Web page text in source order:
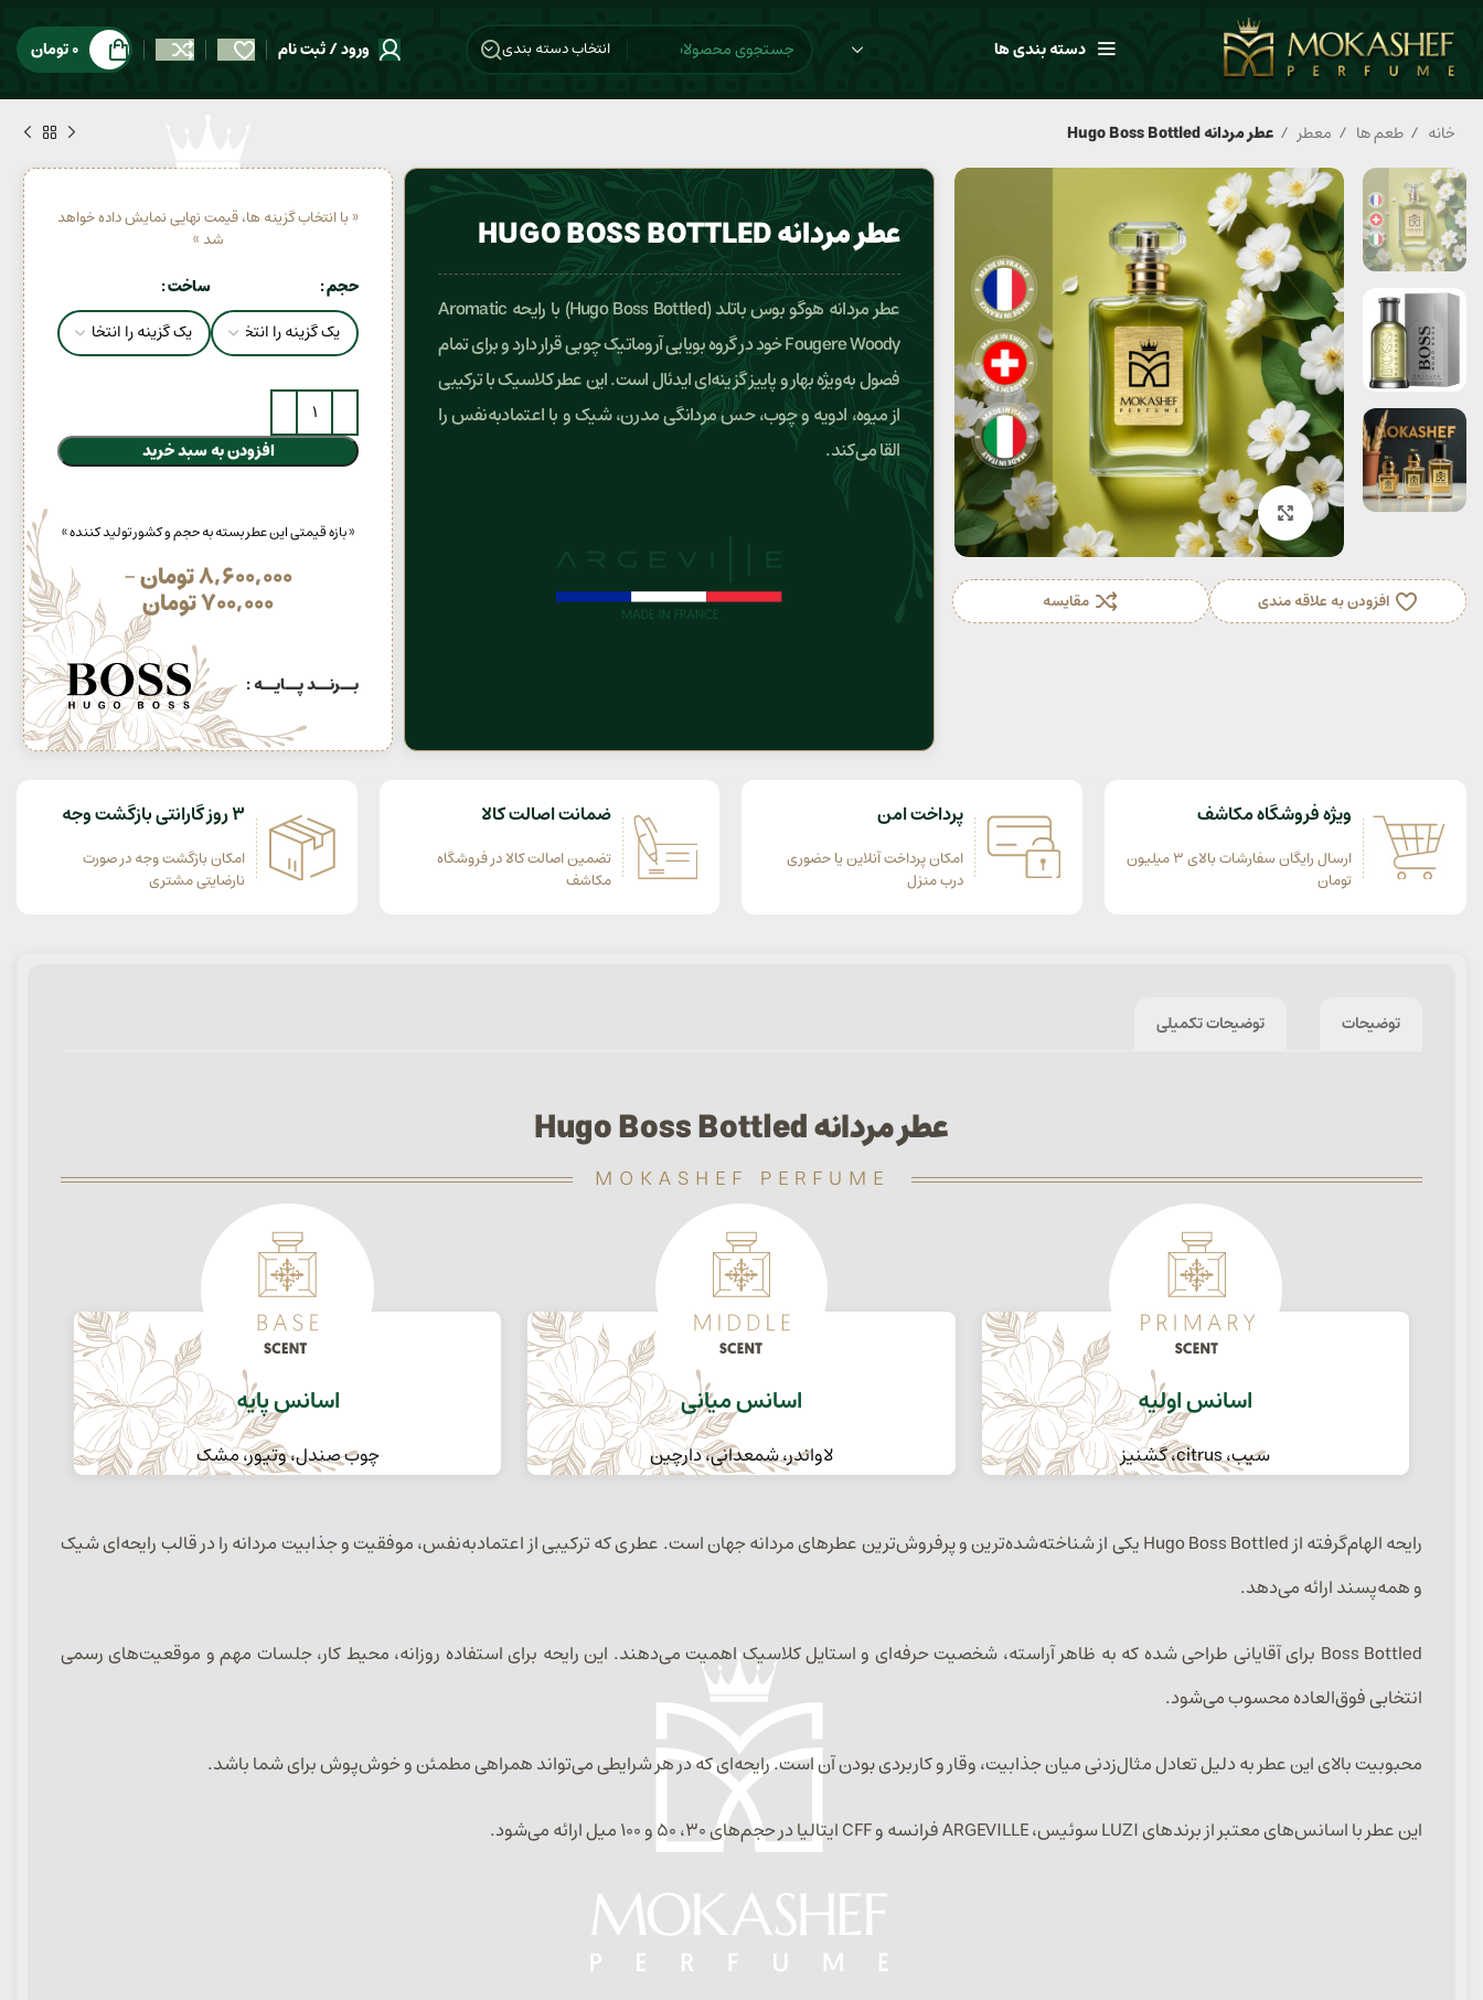
دسته بندی ها انتخاب دسته بندی ورود / ثبت نام 0تومان
خانه طعم ها معطر عطر مردانه Hugo Boss Bottled
بزرگنمایی تصویر
افزودن به علاقه مندی مقایسه
عطر مردانه HUGO BOSS BOTTLED
عطر مردانه هوگو بوس باتلد (Hugo Boss Bottled) با رایحه Aromatic
Fougere Woody خود در گروه بویایی آروماتیک چوبی قرار دارد و برای تمام
فصول به‌ویژه بهار و پاییز گزینه‌ای ایدئال است. این عطر کلاسیک با ترکیبی
از میوه، ادویه و چوب، حس مردانگی مدرن، شیک و با اعتمادبه‌نفس را
القا می‌کند.
« با انتخاب گزینه ها، قیمت نهایی نمایش داده خواهد
شد »
حجم ساخت
افزودن به سبد خرید
« بازه قیمتی این عطر بسته به حجم و کشور تولید کننده »
8,600,000تومان–
700,000تومان
بــرنــد پــایــه :
ویژه فروشگاه مکاشف
ارسال رایگان سفارشات بالای 3 میلیون
تومان
پرداخت امن
امکان پرداخت آنلاین یا حضوری
درب منزل
ضمانت اصالت کالا
تضمین اصالت کالا در فروشگاه
مکاشف
3 روز گارانتی بازگشت وجه
امکان بازگشت وجه در صورت
نارضایتی مشتری
توضیحات توضیحات تکمیلی
عطر مردانه Hugo Boss Bottled
MOKASHEF PERFUME
اسانس اولیه
سیب، citrus، گشنیز
اسانس میانی
لاواندر، شمعدانی، دارچین
اسانس پایه
چوب صندل، وتیور، مشک
رایحه الهام‌گرفته از Hugo Boss Bottled یکی از شناخته‌شده‌ترین و پرفروش‌ترین عطرهای مردانه جهان است. عطری که ترکیبی از اعتمادبه‌نفس، موفقیت و جذابیت مردانه را در قالب رایحه‌ای شیک
و همه‌پسند ارائه می‌دهد.
Boss Bottled برای آقایانی طراحی شده که به ظاهر آراسته، شخصیت حرفه‌ای و استایل کلاسیک اهمیت می‌دهند. این رایحه برای استفاده روزانه، محیط کار، جلسات مهم و موقعیت‌های رسمی
انتخابی فوق‌العاده محسوب می‌شود.
محبوبیت بالای این عطر به دلیل تعادل مثال‌زدنی میان جذابیت، وقار و کاربردی بودن آن است. رایحه‌ای که در هر شرایطی می‌تواند همراهی مطمئن و خوش‌پوش برای شما باشد.
این عطر با اسانس‌های معتبر از برندهای LUZI سوئیس، ARGEVILLE فرانسه و CFF ایتالیا در حجم‌های ۳۰، ۵۰ و ۱۰۰ میل ارائه می‌شود.